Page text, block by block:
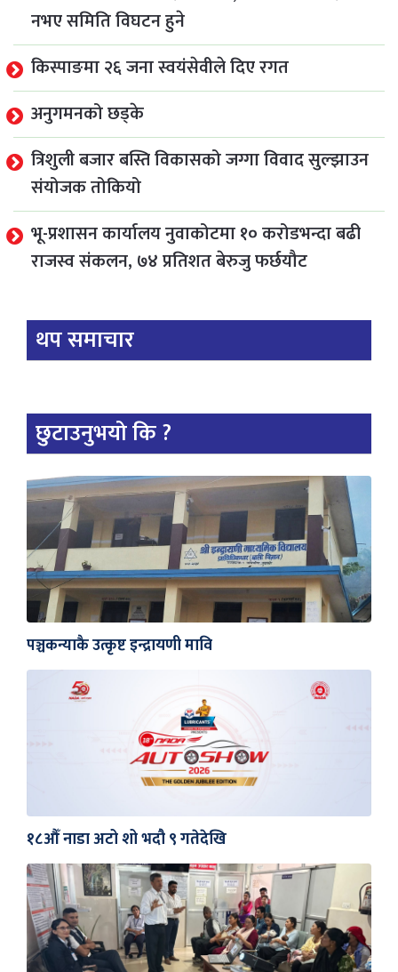
नभए समिति विघटन हुने
किस्पाङमा २६ जना स्वयंसेवीले दिए रगत
अनुगमनको छड्के
त्रिशुली बजार बस्ति विकासको जग्गा विवाद सुल्झाउन
संयोजक तोकियो
भू-प्रशासन कार्यालय नुवाकोटमा १० करोडभन्दा बढी
राजस्व संकलन, ७४ प्रतिशत बेरुजु फर्छयौट
थप समाचार
छुटाउनुभयो कि ?
पञ्चकन्याकै उत्कृष्ट इन्द्रायणी मावि
१८औँ नाडा अटो शो भदौ ९ गतेदेखि